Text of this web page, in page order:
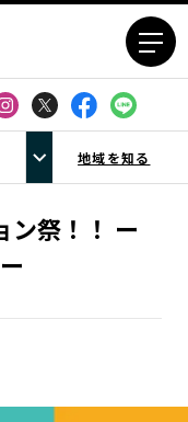
ア
ア
ア
ア
地域を知る
ン祭！！ ー